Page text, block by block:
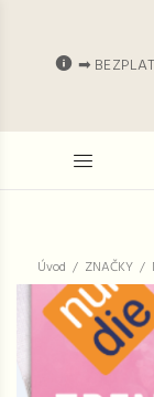
➡
Úvod ZNAČKY